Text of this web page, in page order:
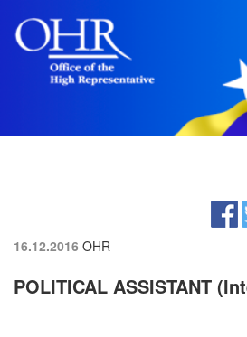
16.12.2016 OHR
POLITICAL ASSISTANT